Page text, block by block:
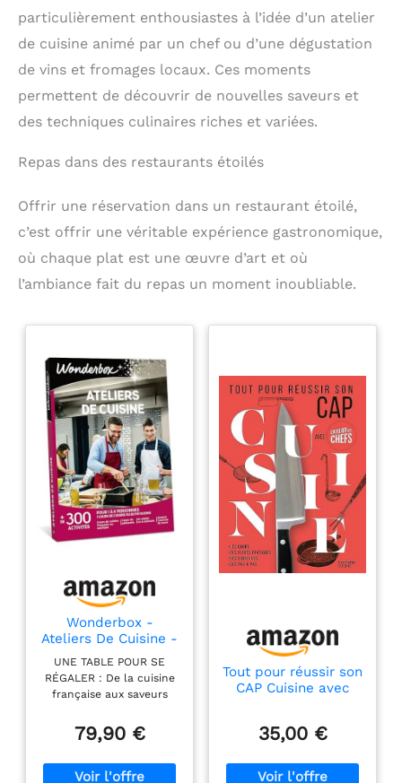
particulièrement enthousiastes à l’idée d’un atelier
de cuisine animé par un chef ou d’une dégustation
de vins et fromages locaux. Ces moments
permettent de découvrir de nouvelles saveurs et
des techniques culinaires riches et variées.
Repas dans des restaurants étoilés
Offrir une réservation dans un restaurant étoilé,
c’est offrir une véritable expérience gastronomique,
où chaque plat est une œuvre d’art et où
l’ambiance fait du repas un moment inoubliable.
Wonderbox -
Ateliers De Cuisine -
Coffret Cadeau -
Idée Cadeau
Gastronomie
UNE TABLE POUR SE
RÉGALER : De la cuisine
française aux saveurs
de cuisine ou de
pâtisserie pour 1 à 8
domicile. UN MOMENT
79,90 €
Tout pour réussir son
CAP Cuisine avec
35,00 €